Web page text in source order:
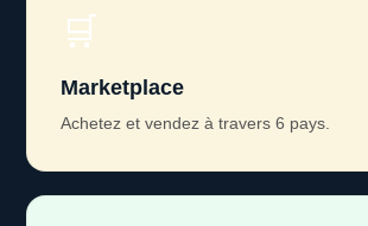
🛒
Marketplace
Achetez et vendez à travers 6 pays.